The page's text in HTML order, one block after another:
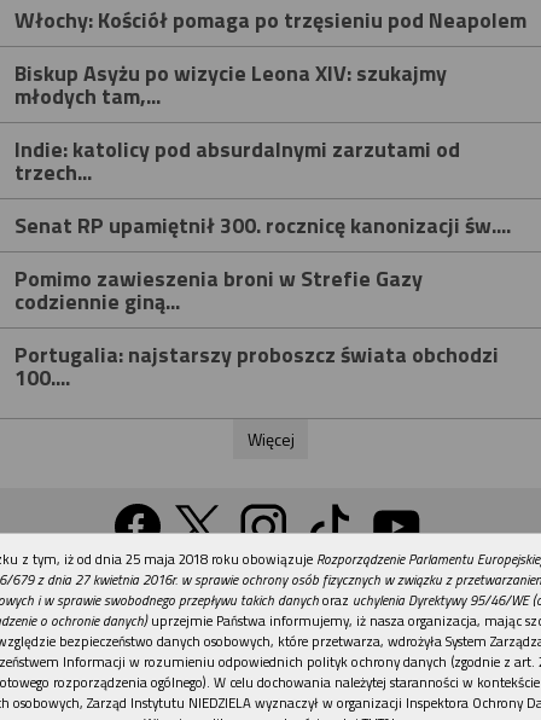
Włochy: Kościół pomaga po trzęsieniu pod Neapolem
Biskup Asyżu po wizycie Leona XIV: szukajmy
młodych tam,...
Indie: katolicy pod absurdalnymi zarzutami od
trzech...
Senat RP upamiętnił 300. rocznicę kanonizacji św....
Pomimo zawieszenia broni w Strefie Gazy
codziennie giną...
Portugalia: najstarszy proboszcz świata obchodzi
100....
Więcej
Wersja na komputer
Działy Tematy Kontakt Reklama
Patronaty
Polityka prywatności
REKLAMA
z tym, iż od dnia 25 maja 2018 roku obowiązuje Rozporządzenie Parlamentu
679 z dnia 27 kwietnia 2016r. w sprawie ochrony osób fizycznych w związku z
i w sprawie swobodnego przepływu takich danychoraz uchylenia Dyrektywy 95/46/WE
o ochronie danych)uprzejmie Państwa informujemy, iż nasza organizacja, mając
bezpieczeństwo danych osobowych, które przetwarza, wdrożyła System
Informacji w rozumieniu odpowiednich polityk ochrony danych (zgodnie z art.
rozporządzenia ogólnego). W celu dochowania należytej staranności w
osobowych, Zarząd Instytutu NIEDZIELA wyznaczył w organizacji Inspektora Ochrony